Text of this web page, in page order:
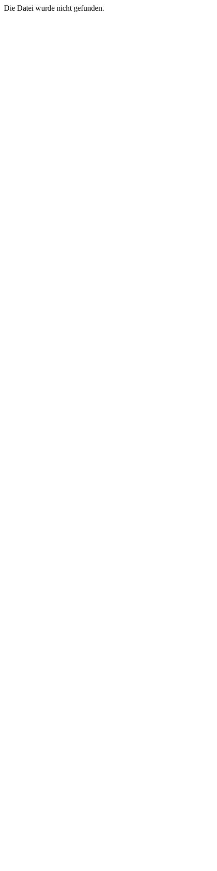
Die Datei wurde nicht gefunden.